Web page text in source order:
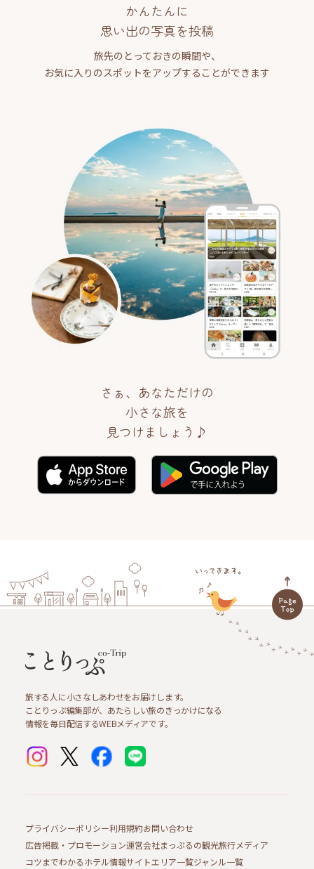
かんたんに
思い出の写真を投稿
旅先のとっておきの瞬間や、
お気に入りのスポットをアップすることができます
さぁ、あなただけの
小さな旅を
見つけましょう♪
旅する人に小さなしあわせをお届けします。
ことりっぷ編集部が、あたらしい旅のきっかけになる
情報を毎日配信するWEBメディアです。
プライバシーポリシー利用規約お問い合わせ
広告掲載・プロモーション運営会社まっぷるの観光旅行メディア
コツまでわかるホテル情報サイトエリア一覧ジャンル一覧